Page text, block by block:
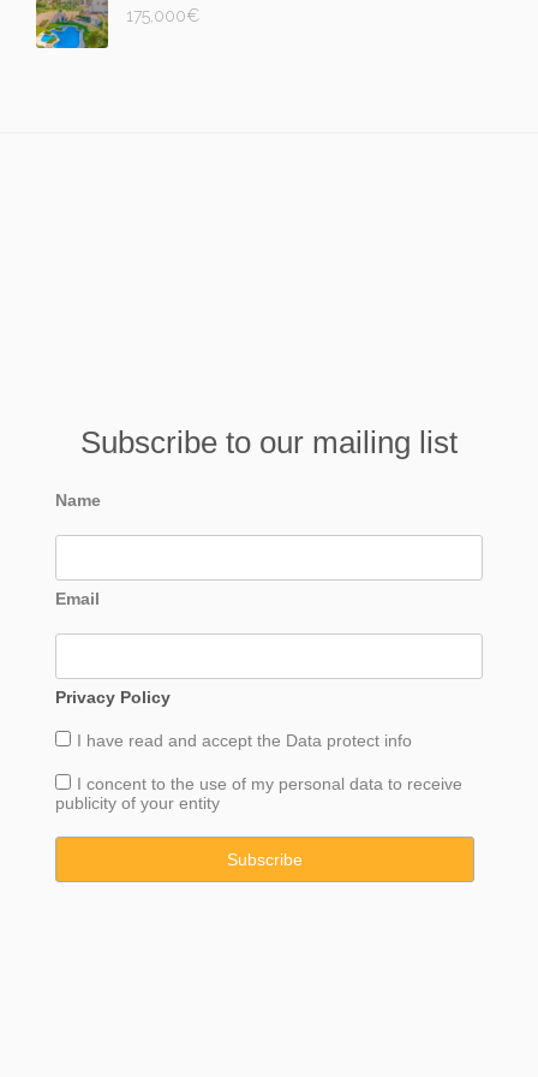
175,000€
Subscribe to our mailing list
Name
Email
Privacy Policy
I have read and accept the Data protect info
I concent to the use of my personal data to receive
publicity of your entity